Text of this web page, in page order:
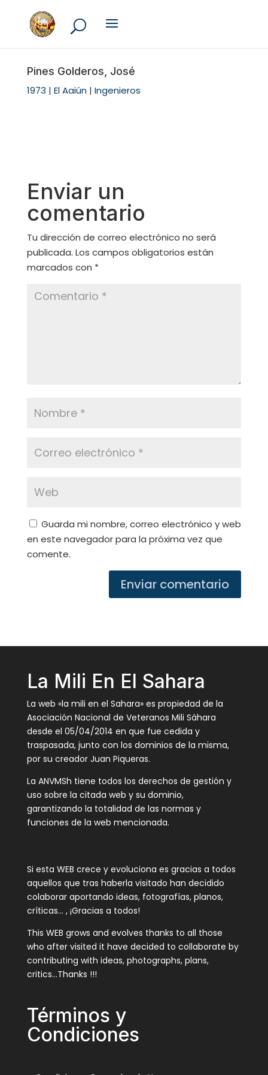
Pines Golderos, José
1973 | El Aaiún| Ingenieros
Enviar un
comentario
Tu dirección de correo electrónico no será
publicada. Los campos obligatorios están
marcados con *
Guarda mi nombre, correo electrónico y web
en este navegador para la próxima vez que
comente.
Enviar comentario
La Mili En El Sahara
La web «la mili en el Sahara» es propiedad de la
Asociación Nacional de Veteranos Mili Sáhara
desde el 05/04/2014 en que fue cedida y
traspasada, junto con los dominios de la misma,
por su creador Juan Piqueras.
La ANVMSh tiene todos los derechos de gestión y
uso sobre la citada web y su dominio,
garantizando la totalidad de las normas y
funciones de la web mencionada.
Si esta WEB crece y evoluciona es gracias a todos
aquellos que tras haberla visitado han decidido
colaborar aportando ideas, fotografías, planos,
críticas… , ¡Gracias a todos!
This WEB grows and evolves thanks to all those
who after visited it have decided to collaborate by
contributing with ideas, photographs, plans,
critics…Thanks !!!
Términos y
Condiciones